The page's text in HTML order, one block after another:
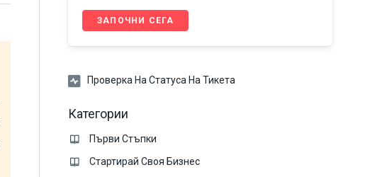
ЗАПОЧНИ СЕГА
Проверка На Статуса На Тикета
Категории
Първи Стъпки
Стартирай Своя Бизнес